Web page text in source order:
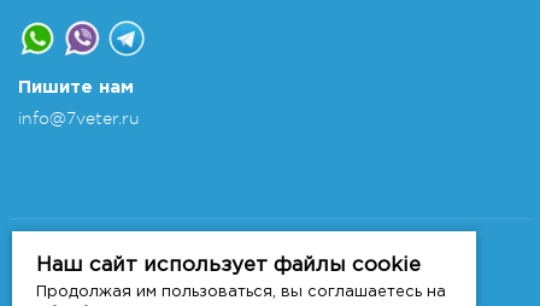
Пишите нам
info@7veter.ru
Интернет-магазин "На Семи Ветрах". Все права
Наш сайт использует файлы cookie
Продолжая им пользоваться, вы соглашаетесь на